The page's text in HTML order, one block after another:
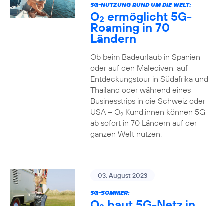
5G-NUTZUNG RUND UM DIE WELT:
O2 ermöglicht 5G-
Roaming in 70
Ländern
Ob beim Badeurlaub in Spanien
oder auf den Malediven, auf
Entdeckungstour in Südafrika und
Thailand oder während eines
Businesstrips in die Schweiz oder
USA – O2Kund:innen können 5G
ab sofort in 70 Ländern auf der
ganzen Welt nutzen.
03. August 2023
5G-SOMMER: